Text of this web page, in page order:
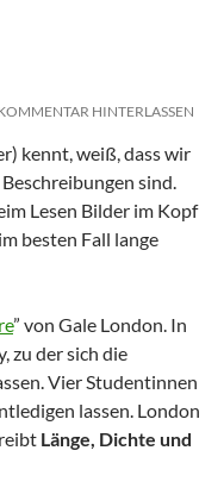
HINTERLASSEN
kennt, weiß, dass wir
sind.
Lesen Bilder im Kopf
besten Fall lange
” von Gale London. In
zu der sich die
Vier Studentinnen
lassen. London
Länge, Dichte und